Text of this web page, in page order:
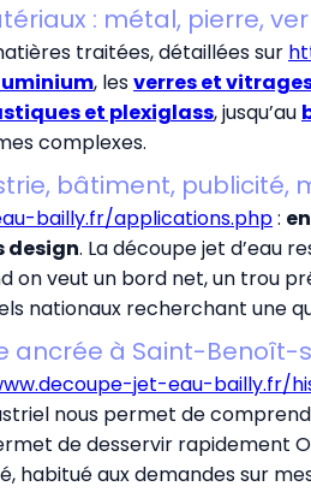
: métal, pierre,
traitées, détaillées sur
, lesverres et
et plexiglass, jusqu’au
complexes.
bâtiment, publicité,
bailly.fr/applications.php:
design. La découpe jet d’eau
on veut un bord net, un trou
nationaux recherchant une
ancrée à Saint-Benoît-
jet-eau-bailly.fr/
nous permet de
de desservir rapidement
habitué aux demandes sur